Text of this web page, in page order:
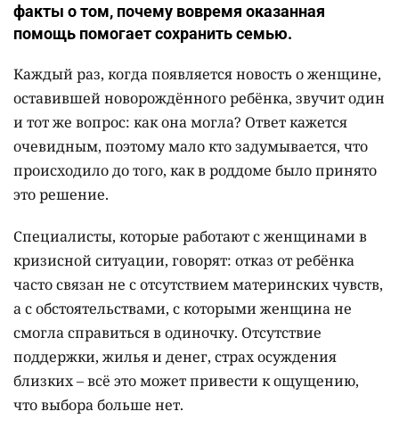
факты о том, почему вовремя оказанная
помощь помогает сохранить семью.
Каждый раз, когда появляется новость о женщине,
оставившей новорождённого ребёнка, звучит один
и тот же вопрос: как она могла? Ответ кажется
очевидным, поэтому мало кто задумывается, что
происходило до того, как в роддоме было принято
это решение.
Специалисты, которые работают с женщинами в
кризисной ситуации, говорят: отказ от ребёнка
часто связан не с отсутствием материнских чувств,
а с обстоятельствами, с которыми женщина не
смогла справиться в одиночку. Отсутствие
поддержки, жилья и денег, страх осуждения
близких – всё это может привести к ощущению,
что выбора больше нет.